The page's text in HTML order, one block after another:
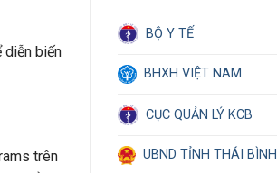
diễn biến
trên
BỘ Y TẾ
BHXH VIỆT NAM
CỤC QUẢN LÝ KCB
UBND TỈNH THÁI BÌNH